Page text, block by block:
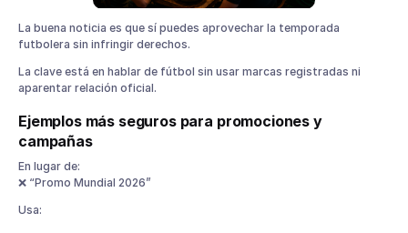
La buena noticia es que sí puedes aprovechar la temporada
futbolera sin infringir derechos.
La clave está en hablar de fútbol sin usar marcas registradas ni
aparentar relación oficial.
Ejemplos más seguros para promociones y
campañas
En lugar de:
❌ “Promo Mundial 2026”
Usa: